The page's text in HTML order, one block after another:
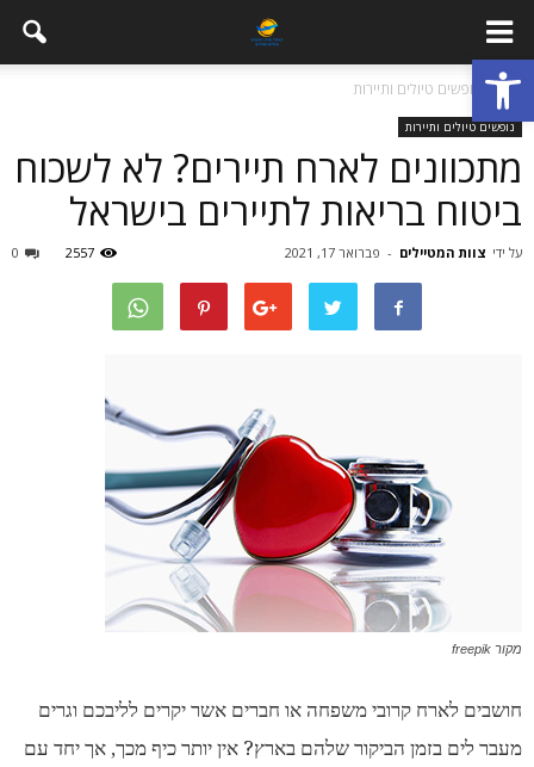
פתח סרגל נגישות
בית נופשים טיולים ותיירות
נופשים טיולים ותיירות
מתכוונים לארח תיירים? לא לשכוח
ביטוח בריאות לתיירים בישראל
על ידי צוות המטיילים - פברואר 17, 2021 0 2557
מקור freepik
חושבים לארח קרובי משפחה או חברים אשר יקרים לליבכם וגרים
מעבר לים בזמן הביקור שלהם בארץ? אין יותר כיף מכך, אך יחד עם